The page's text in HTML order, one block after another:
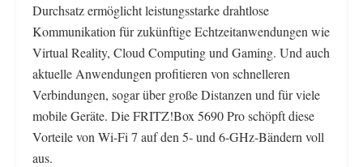
Durchsatz ermöglicht leistungsstarke drahtlose
Kommunikation für zukünftige Echtzeitanwendungen wie
Virtual Reality, Cloud Computing und Gaming. Und auch
aktuelle Anwendungen profitieren von schnelleren
Verbindungen, sogar über große Distanzen und für viele
mobile Geräte. Die FRITZ!Box 5690 Pro schöpft diese
Vorteile von Wi-Fi 7 auf den 5- und 6-GHz-Bändern voll
aus.